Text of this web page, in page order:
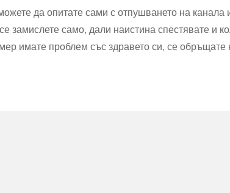
да опитате сами с отпушването на
замислете само, дали наистина спестявате и
имате проблем със здравето си, се